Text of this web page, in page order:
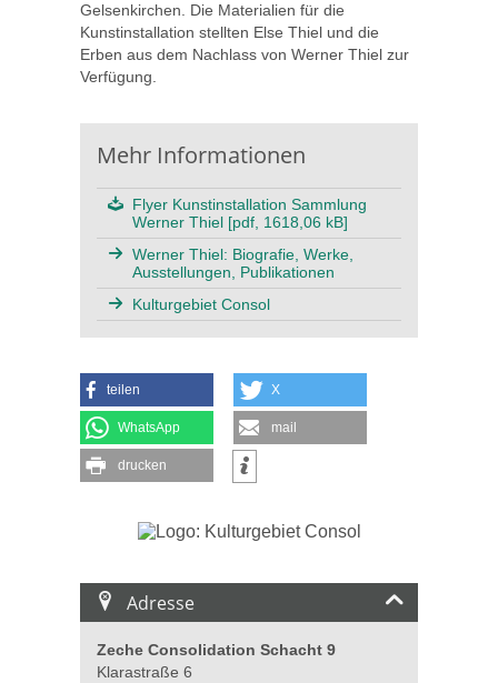
Gelsenkirchen. Die Materialien für die
Kunstinstallation stellten Else Thiel und die
Erben aus dem Nachlass von Werner Thiel zur
Verfügung.
Mehr Informationen
Flyer Kunstinstallation Sammlung
Werner Thiel [pdf, 1618,06 kB]
Werner Thiel: Biografie, Werke,
Ausstellungen, Publikationen
Kulturgebiet Consol
teilen X
WhatsApp mail
drucken
Adresse
Zeche Consolidation Schacht 9
Klarastraße 6